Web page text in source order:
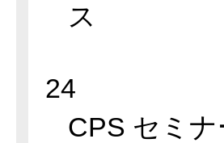
ス
24
CPS セミ